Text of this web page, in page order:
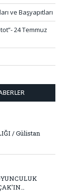
ve Başyapıtları
24 Temmuz
/ Gülistan